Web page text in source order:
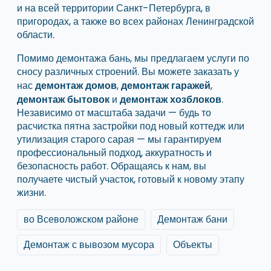
и на всей территории Санкт-Петербурга, в
пригородах, а также во всех районах Ленинградской
области.
Помимо демонтажа бань, мы предлагаем услуги по
сносу различных строений. Вы можете заказать у
нас демонтаж домов, демонтаж гаражей,
демонтаж бытовок и демонтаж хозблоков.
Независимо от масштаба задачи — будь то
расчистка пятна застройки под новый коттедж или
утилизация старого сарая — мы гарантируем
профессиональный подход, аккуратность и
безопасность работ. Обращаясь к нам, вы
получаете чистый участок, готовый к новому этапу
жизни.
во Всеволожском районе
Демонтаж бани
Демонтаж с вывозом мусора
Объекты